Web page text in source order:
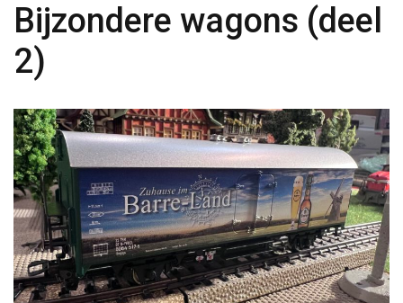
Bijzondere wagons (deel
2)